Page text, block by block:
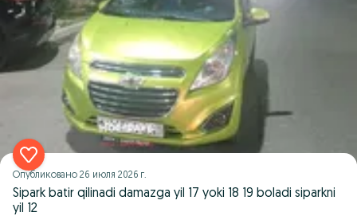
Опубликовано 26 июля 2026 г.
Sipark batir qilinadi damazga yil 17 yoki 18 19 boladi siparkni
yil 12